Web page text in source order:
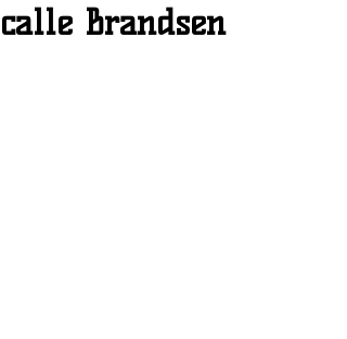
calle Brandsen